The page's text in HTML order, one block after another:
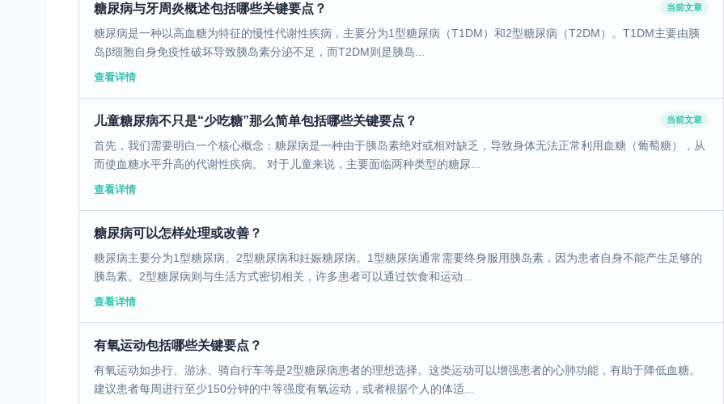
糖尿病与牙周炎概述包括哪些关键要点？ 当前文章
糖尿病是一种以高血糖为特征的慢性代谢性疾病，主要分为1型糖尿病（T1DM）和2型糖尿病（T2DM）。T1DM主要由胰
岛β细胞自身免疫性破坏导致胰岛素分泌不足，而T2DM则是胰岛...
查看详情
儿童糖尿病不只是“少吃糖”那么简单包括哪些关键要点？ 当前文章
首先，我们需要明白一个核心概念：糖尿病是一种由于胰岛素绝对或相对缺乏，导致身体无法正常利用血糖（葡萄糖），从
而使血糖水平升高的代谢性疾病。 对于儿童来说，主要面临两种类型的糖尿...
查看详情
糖尿病可以怎样处理或改善？
糖尿病主要分为1型糖尿病、2型糖尿病和妊娠糖尿病。1型糖尿病通常需要终身服用胰岛素，因为患者自身不能产生足够的
胰岛素。2型糖尿病则与生活方式密切相关，许多患者可以通过饮食和运动...
查看详情
有氧运动包括哪些关键要点？
有氧运动如步行、游泳、骑自行车等是2型糖尿病患者的理想选择。这类运动可以增强患者的心肺功能，有助于降低血糖。
建议患者每周进行至少150分钟的中等强度有氧运动，或者根据个人的体适...